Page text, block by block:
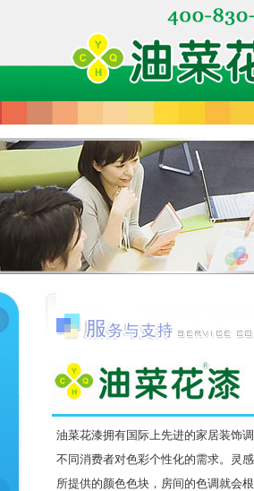
油菜花漆拥有国际上先进的家居装饰
不同消费者对色彩个性化的需求。灵
所提供的颜色色块，房间的色调就会